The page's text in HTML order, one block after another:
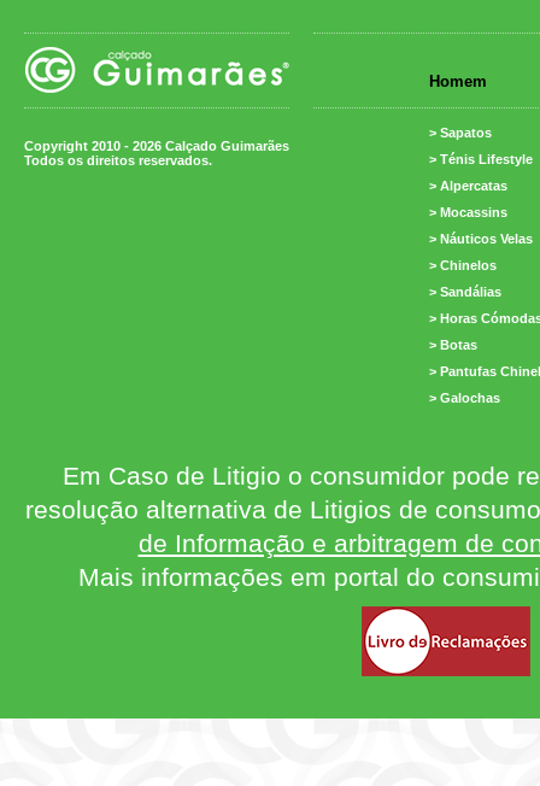
Copyright 2010 - 2026 Calçado Guimarães
Todos os direitos reservados.
Homem
> Sapatos
> Ténis Lifestyle
> Alpercatas
> Mocassins
> Náuticos Velas
> Chinelos
> Sandálias
> Horas
> Botas
> Pantufas
> Galochas
Em Caso de Litigio o consumidor pode
resolução alternativa de Litigios de
de Informação e arbitragem de
Mais informações em portal do